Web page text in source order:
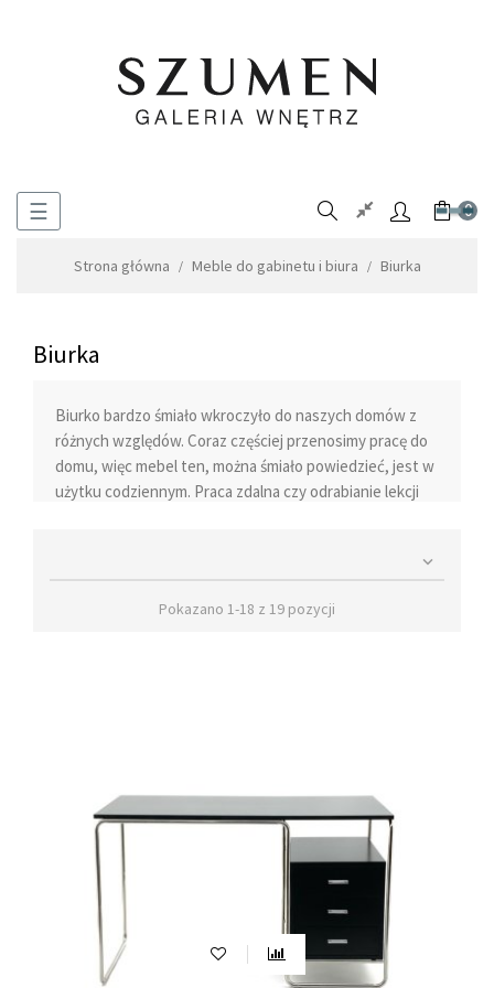
Toggle
☰ 0
Strona główna Meble do gabinetu i biura Biurka
Biurka
Biurko bardzo śmiało wkroczyło do naszych domów z
różnych względów. Coraz częściej przenosimy pracę do
domu, więc mebel ten, można śmiało powiedzieć, jest w
użytku codziennym. Praca zdalna czy odrabianie lekcji
salonie. Dostępne modele pozwalają na umiejscowienie
kolorystyka, idealnie wpisuje się w przestrzeń
urządzoną w stylu industrialnym. Biurka wyglądające
jak sekretarzyki do stylu retro nadadzą szyku i dodadzą
uroku wnętrzu. Minimalistyczne biurka bez szuflady
pozwolą stworzyć w salonie wygodny i elegancki kącik
na laptopa. W zależności od tego, jaką ilością miejsca
dysponujemy, możemy wybrać biurko małe, duże lub
biurko narożne. Bardzo ważne jest, aby biurko służyło

Pokazano 1-18 z 19 pozycji